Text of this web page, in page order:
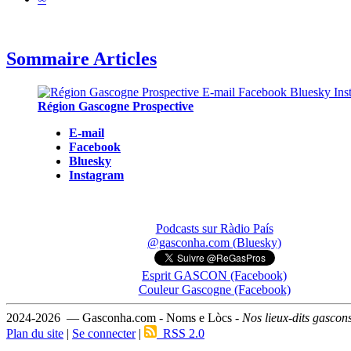
Sommaire Articles
Région Gascogne Prospective
E-mail
Facebook
Bluesky
Instagram
Podcasts sur Ràdio País
@gasconha.com (Bluesky)
Esprit GASCON (Facebook)
Couleur Gascogne (Facebook)
2024-2026 — Gasconha.com - Noms e Lòcs - Nos lieux-dits
Plan du site | Se connecter| RSS 2.0